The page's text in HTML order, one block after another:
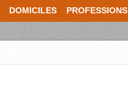
DOMICILES PROFESSIONS